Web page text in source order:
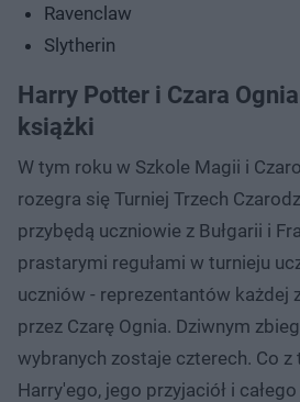
Ravenclaw
Slytherin
Harry Potter i Czara
książki
W tym roku w Szkole Magii i
rozegra się Turniej Trzech
przybędą uczniowie z Bułgarii i
prastarymi regułami w turnieju
uczniów - reprezentantów każdej
przez Czarę Ognia. Dziwnym
wybranych zostaje czterech. Co z
Harry'ego, jego przyjaciół i